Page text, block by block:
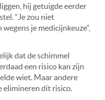
hij getuigde eerder
“Je zou niet
je medicijnkeuze”,
dat de schimmel
een risico kan zijn
wiet. Maar andere
elimineren dit risico.